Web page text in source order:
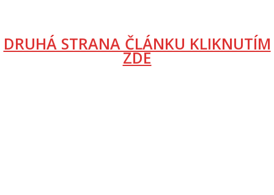
DRUHÁ STRANA ČLÁNKU KLIKNUTÍM
ZDE